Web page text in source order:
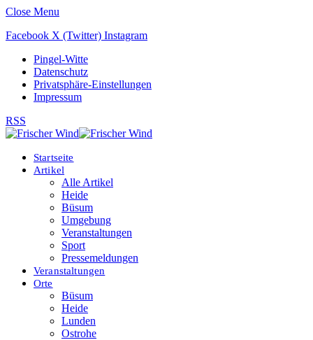
Close Menu
Facebook X (Twitter) Instagram
Pingel-Witte
Datenschutz
Privatsphäre-Einstellungen
Impressum
RSS
Startseite
Artikel
Alle Artikel
Heide
Büsum
Umgebung
Veranstaltungen
Sport
Pressemeldungen
Veranstaltungen
Orte
Büsum
Heide
Lunden
Ostrohe